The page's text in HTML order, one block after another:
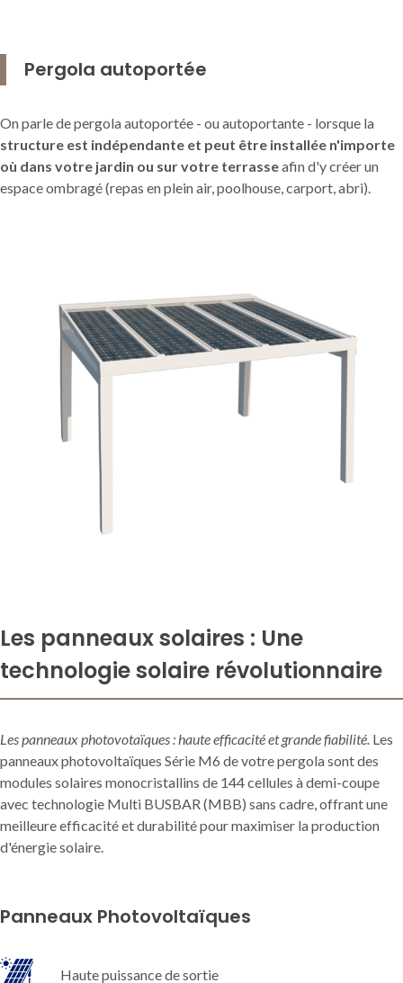
Pergola autoportée
On parle de pergola autoportée - ou autoportante - lorsque la
structure est indépendante et peut être installée n'importe
où dans votre jardin ou sur votre terrasseafin d'y créer un
espace ombragé (repas en plein air, poolhouse, carport, abri).
Les panneaux solaires : Une
technologie solaire révolutionnaire
Les panneaux photovotaïques : haute efficacité et grande fiabilité. Les
panneaux photovoltaïques Série M6 de votre pergola sont des
modules solaires monocristallins de 144 cellules à demi-coupe
avec technologie Multi BUSBAR (MBB) sans cadre, offrant une
meilleure efficacité et durabilité pour maximiser la production
d'énergie solaire.
Panneaux Photovoltaïques
Haute puissance de sortie